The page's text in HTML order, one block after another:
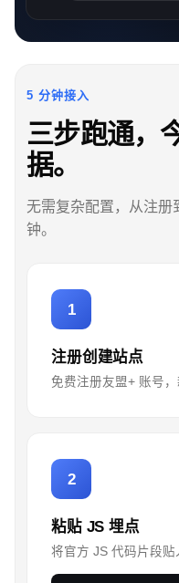
5 分钟接入
三步跑通，
据。
无需复杂配置，从注册
钟。
1
注册创建站点
免费注册友盟+ 账号，
2
粘贴 JS 埋点
将官方 JS 代码片段贴